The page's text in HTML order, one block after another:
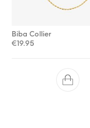
Biba Collier
€19.95